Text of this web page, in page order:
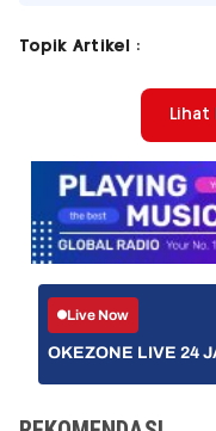
Topik Artikel :
Live Now
OKEZONE LIVE 24